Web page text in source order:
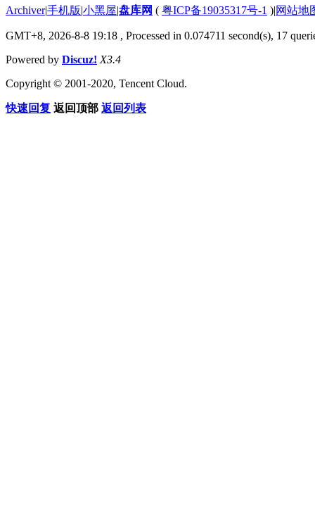
Archiver|手机版|小黑屋|盘库网 ( 粤ICP备19035317号-1 )|网站地
GMT+8, 2026-8-8 19:18 , Processed in 0.074711 second(s), 17
Powered by Discuz! X3.4
Copyright © 2001-2020, Tencent Cloud.
快速回复 返回顶部 返回列表